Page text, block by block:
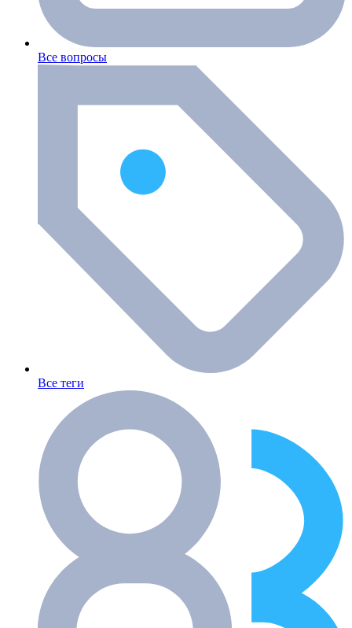
Все вопросы
Все теги